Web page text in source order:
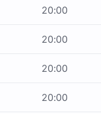
20:00
20:00
20:00
20:00